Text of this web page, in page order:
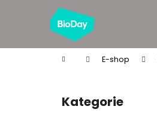
Domů E-shop
Přeskočit
kategorie
Kategorie
í
Zpět
do
Zpět
do